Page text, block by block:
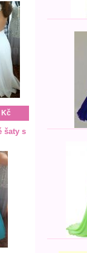
Kč
šaty s